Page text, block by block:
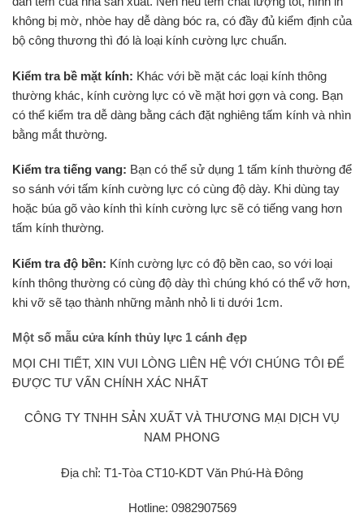
không bị mờ, nhòe hay dễ dàng bóc ra, có đầy đủ kiểm định của
bộ công thương thì đó là loại kính cường lực chuẩn.
Kiểm tra bề mặt kính: Khác với bề mặt các loại kính thông
thường khác, kính cường lực có về mặt hơi gợn và cong. Bạn
có thể kiểm tra dễ dàng bằng cách đặt nghiêng tấm kính và nhìn
bằng mắt thường.
Kiểm tra tiếng vang: Bạn có thể sử dụng 1 tấm kính thường để
so sánh với tấm kính cường lực có cùng độ dày. Khi dùng tay
hoặc búa gõ vào kính thì kính cường lực sẽ có tiếng vang hơn
tấm kính thường.
Kiểm tra độ bền: Kính cường lực có độ bền cao, so với loại
kính thông thường có cùng độ dày thì chúng khó có thể vỡ hơn,
khi vỡ sẽ tạo thành những mảnh nhỏ li ti dưới 1cm.
Một số mẫu cửa kính thủy lực 1 cánh đẹp
MỌI CHI TIẾT, XIN VUI LÒNG LIÊN HỆ VỚI CHÚNG TÔI ĐỂ
ĐƯỢC TƯ VẤN CHÍNH XÁC NHẤT
CÔNG TY TNHH SẢN XUẤT VÀ THƯƠNG MẠI DỊCH VỤ
NAM PHONG
Địa chỉ: T1-Tòa CT10-KDT Văn Phú-Hà Đông
Hotline: 0982907569